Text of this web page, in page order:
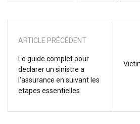
decouvrir
ARTICLE PRÉCÉDENT
Le guide complet pour
declarer un sinistre a
l'assurance en suivant les
etapes essentielles